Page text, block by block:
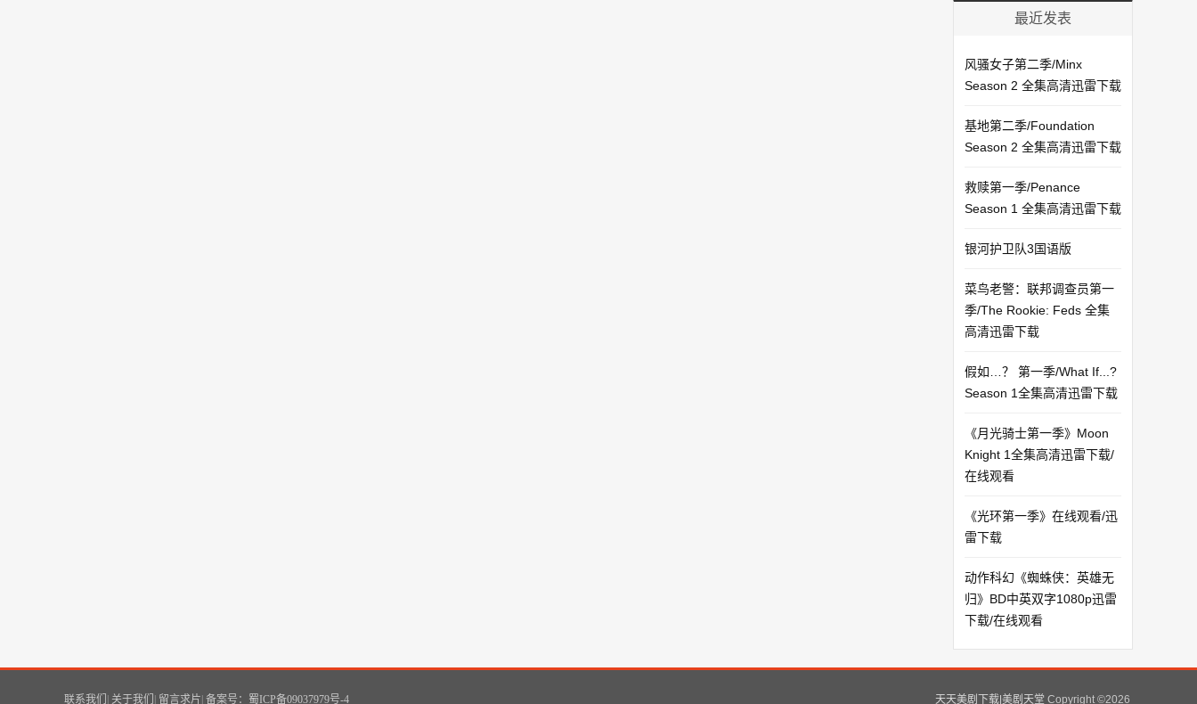
最近发表
风骚女子第二季/Minx
Season 2 全集高清迅雷下载
基地第二季/Foundation
Season 2 全集高清迅雷下载
救赎第一季/Penance
Season 1 全集高清迅雷下载
银河护卫队3国语版
菜鸟老警：联邦调查员第一
季/The Rookie: Feds 全集
高清迅雷下载
假如…？ 第一季/What If...?
Season 1全集高清迅雷下载
《月光骑士第一季》Moon
Knight 1全集高清迅雷下载/
在线观看
《光环第一季》在线观看/迅
雷下载
动作科幻《蜘蛛侠：英雄无
归》BD中英双字1080p迅雷
下载/在线观看
天天美剧下载|美剧天堂 Copyright ©2026
联系我们 关于我们 留言求片 备案号：蜀ICP备09037979号-4